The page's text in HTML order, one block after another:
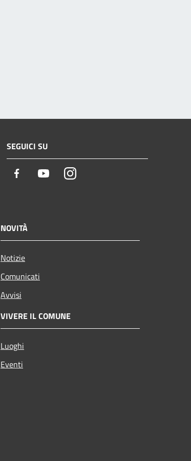
SEGUICI SU
Facebook YoutubeInstagram
NOVITÀ
Notizie
Comunicati
Avvisi
VIVERE IL COMUNE
Luoghi
Eventi